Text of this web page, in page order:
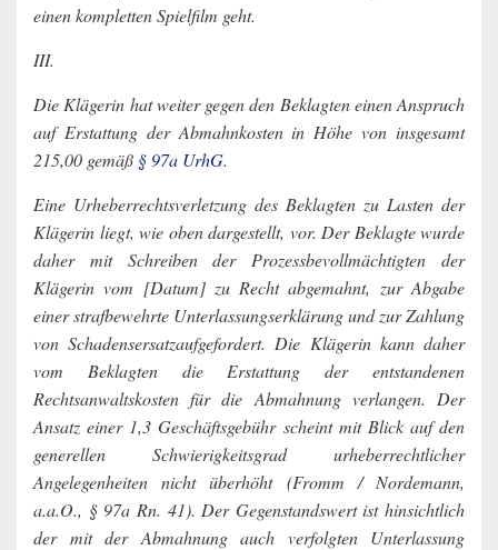
einen kompletten Spielfilm geht.
III.
Die Klägerin hat weiter gegen den Beklagten einen Anspruch
auf Erstattung der Abmahnkosten in Höhe von insgesamt
215,00 gemäß § 97a UrhG.
Eine Urheberrechtsverletzung des Beklagten zu Lasten der
Klägerin liegt, wie oben dargestellt, vor. Der Beklagte wurde
daher mit Schreiben der Prozessbevollmächtigten der
Klägerin vom [Datum] zu Recht abgemahnt, zur Abgabe
einer strafbewehrte Unterlassungserklärung und zur Zahlung
von Schadensersatzaufgefordert. Die Klägerin kann daher
vom Beklagten die Erstattung der entstandenen
Rechtsanwaltskosten für die Abmahnung verlangen. Der
Ansatz einer 1,3 Geschäftsgebühr scheint mit Blick auf den
generellen Schwierigkeitsgrad urheberrechtlicher
Angelegenheiten nicht überhöht (Fromm / Nordemann,
a.a.O., § 97a Rn. 41). Der Gegenstandswert ist hinsichtlich
der mit der Abmahnung auch verfolgten Unterlassung